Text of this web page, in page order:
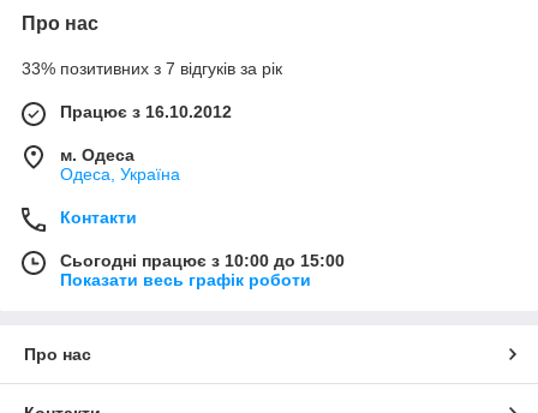
Про нас
33% позитивних з 7 відгуків за рік
Працює з 16.10.2012
м. Одеса
Одеса, Україна
Контакти
Сьогодні працює з 10:00 до 15:00
Показати весь графік роботи
Про нас